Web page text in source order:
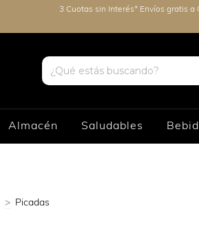
3 Cuotas sin Interés* Envíos gratis
Almacén Saludables
> Picadas